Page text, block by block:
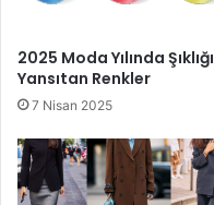
2025 Moda Yılında Şıklığı
Yansıtan Renkler
7 Nisan 2025